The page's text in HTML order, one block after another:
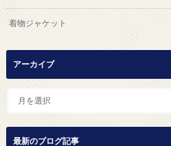
着物ジャケット
アーカイブ
最新のブログ記事